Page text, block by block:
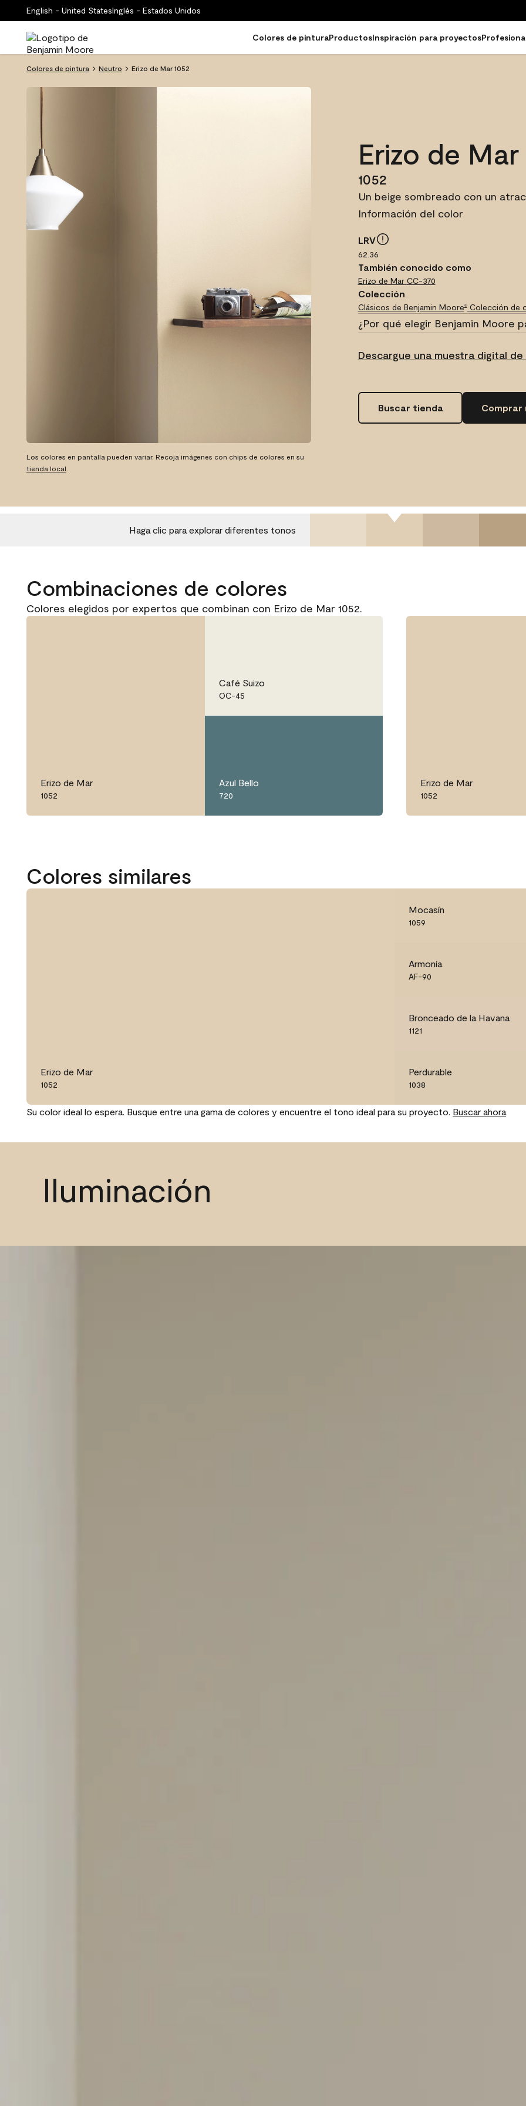
English - United StatesInglés - Estados Unidos
Colores de pinturaProductosInspiración para proyectos
Colores de pintura Neutro Erizo de Mar 1052
Erizo de Mar
1052
Un beige sombreado con un
Información del color
LRV
62.36
También conocido como
Erizo de Mar CC-370
Colección
Clásicos de Benjamin Moore®Colección de
¿Por qué elegir Benjamin Moore
Descargue una muestra digital de
Buscar tienda Comprar
Los colores en pantalla pueden variar. Recoja imágenes con chips de colores en su
tienda local
Haga clic para explorar diferentes tonos
Combinaciones de colores
Colores elegidos por expertos que combinan con Erizo de Mar 1052.
Erizo de Mar
1052
Café Suizo
OC-45
Azul Bello
720
Erizo de Mar
1052
Colores similares
Erizo de Mar
1052
Mocasín
1059
Armonía
AF-90
Bronceado de la Havana
1121
Perdurable
1038
Su color ideal lo espera. Busque entre una gama de colores y encuentre el tono ideal para su proyecto. Buscar ahora
Iluminación